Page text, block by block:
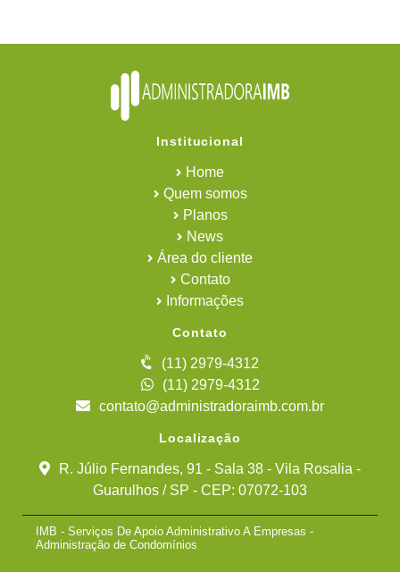
Institucional
Home
Quem somos
Planos
News
Área do cliente
Contato
Informações
Contato
(11) 2979-4312
(11) 2979-4312
contato@administradoraimb.com.br
Localização
R. Júlio Fernandes, 91 - Sala 38 - Vila Rosalia -
Guarulhos / SP - CEP: 07072-103
IMB - Serviços De Apoio Administrativo A Empresas -
Administração de Condomínios